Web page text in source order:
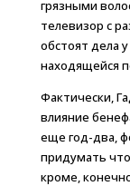
грязными
телевизор с
обстоят дела
находящейся
Фактически,
влияние
еще год-два,
придумать
кроме,